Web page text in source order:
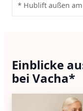
* Hublift außen
Einblicke
bei Vacha*